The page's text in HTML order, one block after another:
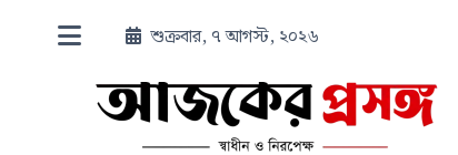
শুক্রবার, ৭ আগস্ট, ২০২৬